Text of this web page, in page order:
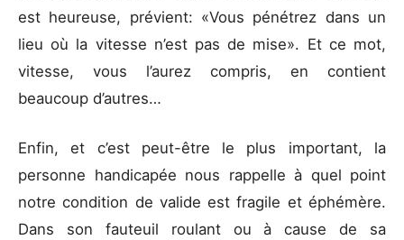
est heureuse, prévient: «Vous pénétrez dans un
lieu où la vitesse n’est pas de mise». Et ce mot,
vitesse, vous l’aurez compris, en contient
beaucoup d’autres…
Enfin, et c’est peut-être le plus important, la
personne handicapée nous rappelle à quel point
notre condition de valide est fragile et éphémère.
Dans son fauteuil roulant ou à cause de sa